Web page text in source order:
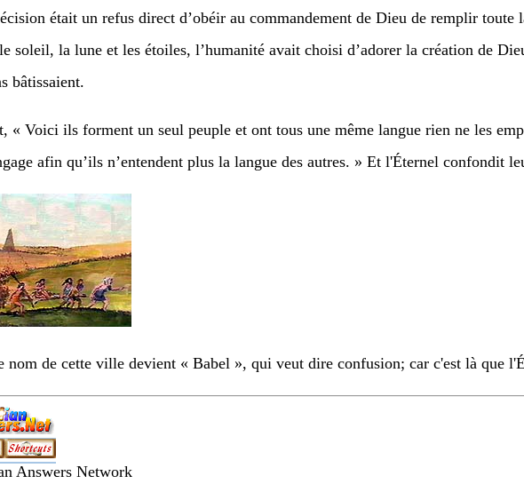
était un refus direct d’obéir au commandement de Dieu de remplir
soleil, la lune et les étoiles, l’humanité avait choisi d’adorer la création de
bâtissaient.
« Voici ils forment un seul peuple et ont tous une même langue rien ne les
afin qu’ils n’entendent plus la langue des autres. » Et l'Éternel confondit
nom de cette ville devient « Babel », qui veut dire confusion; car c'est là que
Answers Network